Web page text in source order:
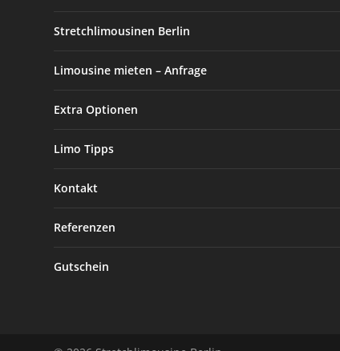
Stretchlimousinen Berlin
Limousine mieten – Anfrage
Extra Optionen
Limo Tipps
Kontakt
Referenzen
Gutschein